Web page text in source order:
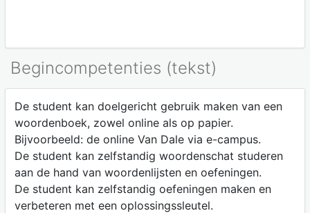
Begincompetenties (tekst)
De student kan doelgericht gebruik maken van een
woordenboek, zowel online als op papier.
Bijvoorbeeld: de online Van Dale via e-campus.
De student kan zelfstandig woordenschat studeren
aan de hand van woordenlijsten en oefeningen.
De student kan zelfstandig oefeningen maken en
verbeteren met een oplossingssleutel.